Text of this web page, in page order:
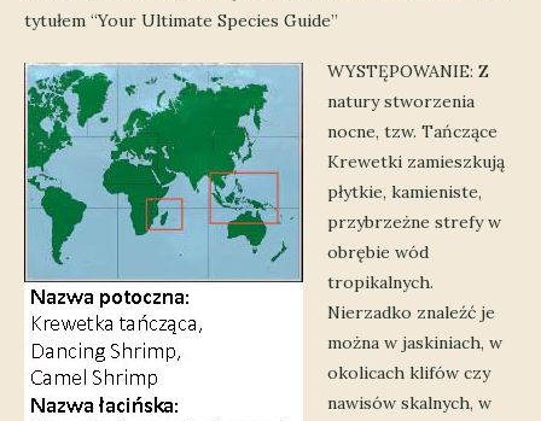
tytułem “Your Ultimate Species Guide”
WYSTĘPOWANIE: Z
natury stworzenia
nocne, tzw. Tańczące
Krewetki zamieszkują
płytkie, kamieniste,
przybrzeżne strefy w
obrębie wód
tropikalnych.
Nierzadko znaleźć je
można w jaskiniach, w
okolicach klifów czy
nawisów skalnych, w